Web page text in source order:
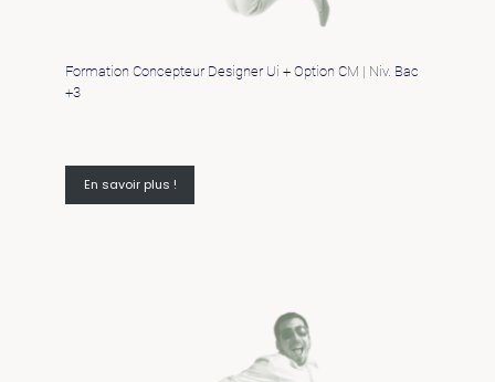
Formation Concepteur Designer Ui + Option CM | Niv. Bac
+3
En savoir plus !